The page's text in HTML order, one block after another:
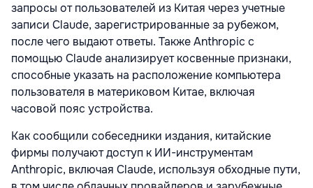
запросы от пользователей из Китая через учетные
записи Claude, зарегистрированные за рубежом,
после чего выдают ответы. Также Anthropic с
помощью Claude анализирует косвенные признаки,
способные указать на расположение компьютера
пользователя в материковом Китае, включая
часовой пояс устройства.
Как сообщили собеседники издания, китайские
фирмы получают доступ к ИИ-инструментам
Anthropic, включая Claude, используя обходные пути,